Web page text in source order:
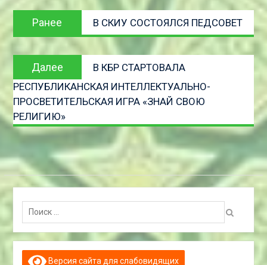
Навигация
по
записям
Ранее
Предыдущая
запись:
В СКИУ СОСТОЯЛСЯ ПЕДСОВЕТ
Далее
Следующая
запись
В КБР СТАРТОВАЛА
РЕСПУБЛИКАНСКАЯ ИНТЕЛЛЕКТУАЛЬНО-
ПРОСВЕТИТЕЛЬСКАЯ ИГРА «ЗНАЙ СВОЮ
РЕЛИГИЮ»
Поиск:
Версия сайта для слабовидящих